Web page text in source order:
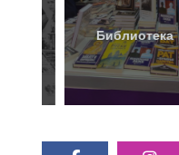
Библиотека